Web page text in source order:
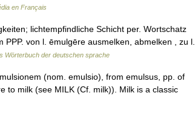
en Français
lichtempfindliche Schicht per. Wortschatz
von l. ēmulgēre ausmelken, abmelken , zu l.
Wörterbuch der deutschen sprache
(nom. emulsio), from emulsus, pp. of
to milk (see MILK (Cf. milk)). Milk is a classic